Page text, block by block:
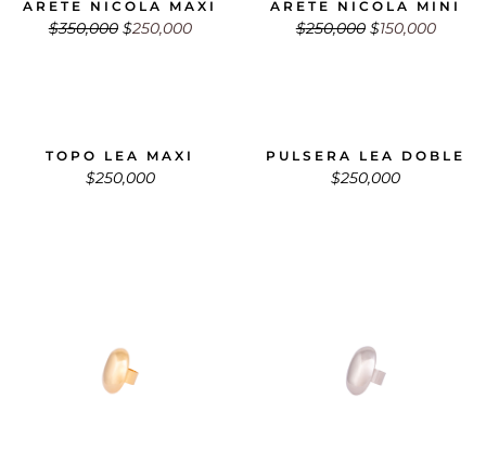
ARETE NICOLA MAXI
$350,000 $250,000
ARETE NICOLA MINI
$250,000 $150,000
TOPO LEA MAXI
$250,000
PULSERA LEA DOBLE
$250,000